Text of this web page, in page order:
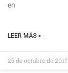
en
LEER MÁS >
25 de octubre de 2017